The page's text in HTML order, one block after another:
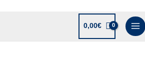
0,00€